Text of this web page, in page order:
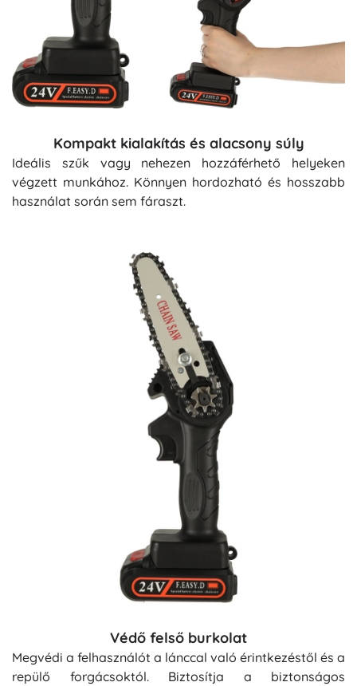
Kompakt kialakítás és alacsony súly
Ideális szűk vagy nehezen hozzáférhető helyeken
végzett munkához. Könnyen hordozható és hosszabb
használat során sem fáraszt.
Védő felső burkolat
Megvédi a felhasználót a lánccal való érintkezéstől és a
repülő forgácsoktól. Biztosítja a biztonságos